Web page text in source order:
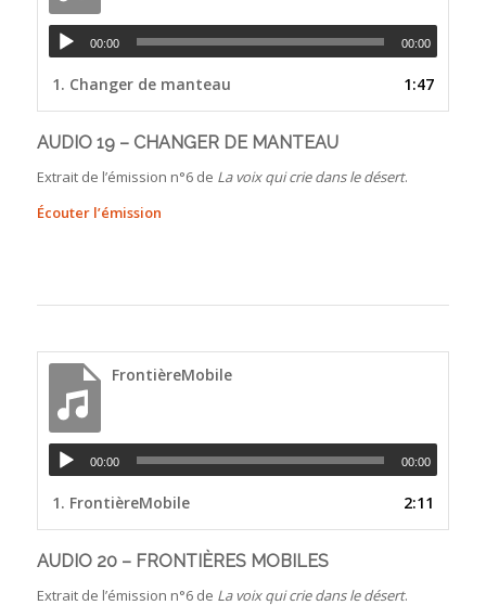
00:00 00:00
1. Changer de manteau 1:47
AUDIO 19 – CHANGER DE MANTEAU
Extrait de l’émission n°6 de La voix qui crie dans le désert.
Écouter l’émission
FrontièreMobile
00:00 00:00
1. FrontièreMobile 2:11
AUDIO 20 – FRONTIÈRES MOBILES
Extrait de l’émission n°6 de La voix qui crie dans le désert.